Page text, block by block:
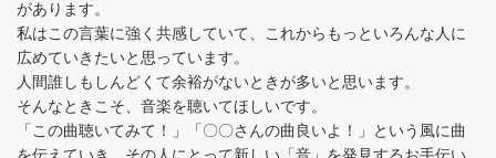
があります。
私はこの言葉に強く共感していて、これからもっといろんな人に
広めていきたいと思っています。
人間誰しもしんどくて余裕がないときが多いと思います。
そんなときこそ、音楽を聴いてほしいです。
「この曲聴いてみて！」「〇〇さんの曲良いよ！」という風に曲